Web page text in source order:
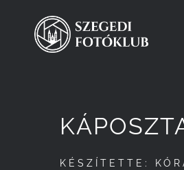
Kihagyás
KÉSZÍTETTE: